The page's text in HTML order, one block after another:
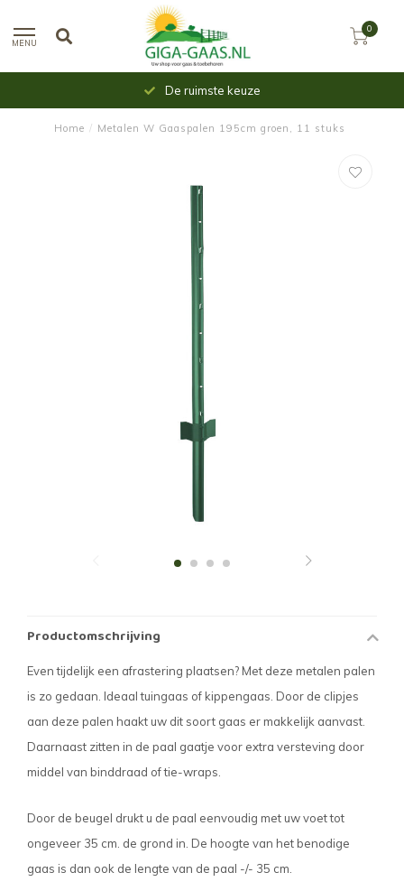
MENU
0
De ruimste keuze
Home / Metalen W Gaaspalen 195cm groen, 11 stuks
Productomschrijving
Even tijdelijk een afrastering plaatsen? Met deze metalen palen
is zo gedaan. Ideaal tuingaas of kippengaas. Door de clipjes
aan deze palen haakt uw dit soort gaas er makkelijk aanvast.
Daarnaast zitten in de paal gaatje voor extra versteving door
middel van binddraad of tie-wraps.
Door de beugel drukt u de paal eenvoudig met uw voet tot
ongeveer 35 cm. de grond in. De hoogte van het benodige
gaas is dan ook de lengte van de paal -/- 35 cm.